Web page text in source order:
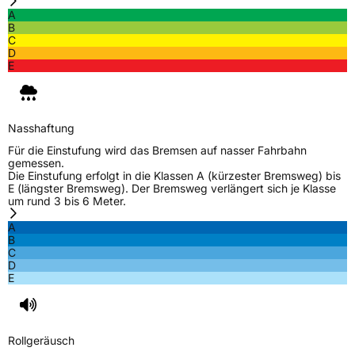
A
B
C
D
E
Nasshaftung
Für die Einstufung wird das Bremsen auf nasser Fahrbahn
gemessen.
Die Einstufung erfolgt in die Klassen A (kürzester Bremsweg) bis
E (längster Bremsweg). Der Bremsweg verlängert sich je Klasse
um rund 3 bis 6 Meter.
A
B
C
D
E
Rollgeräusch